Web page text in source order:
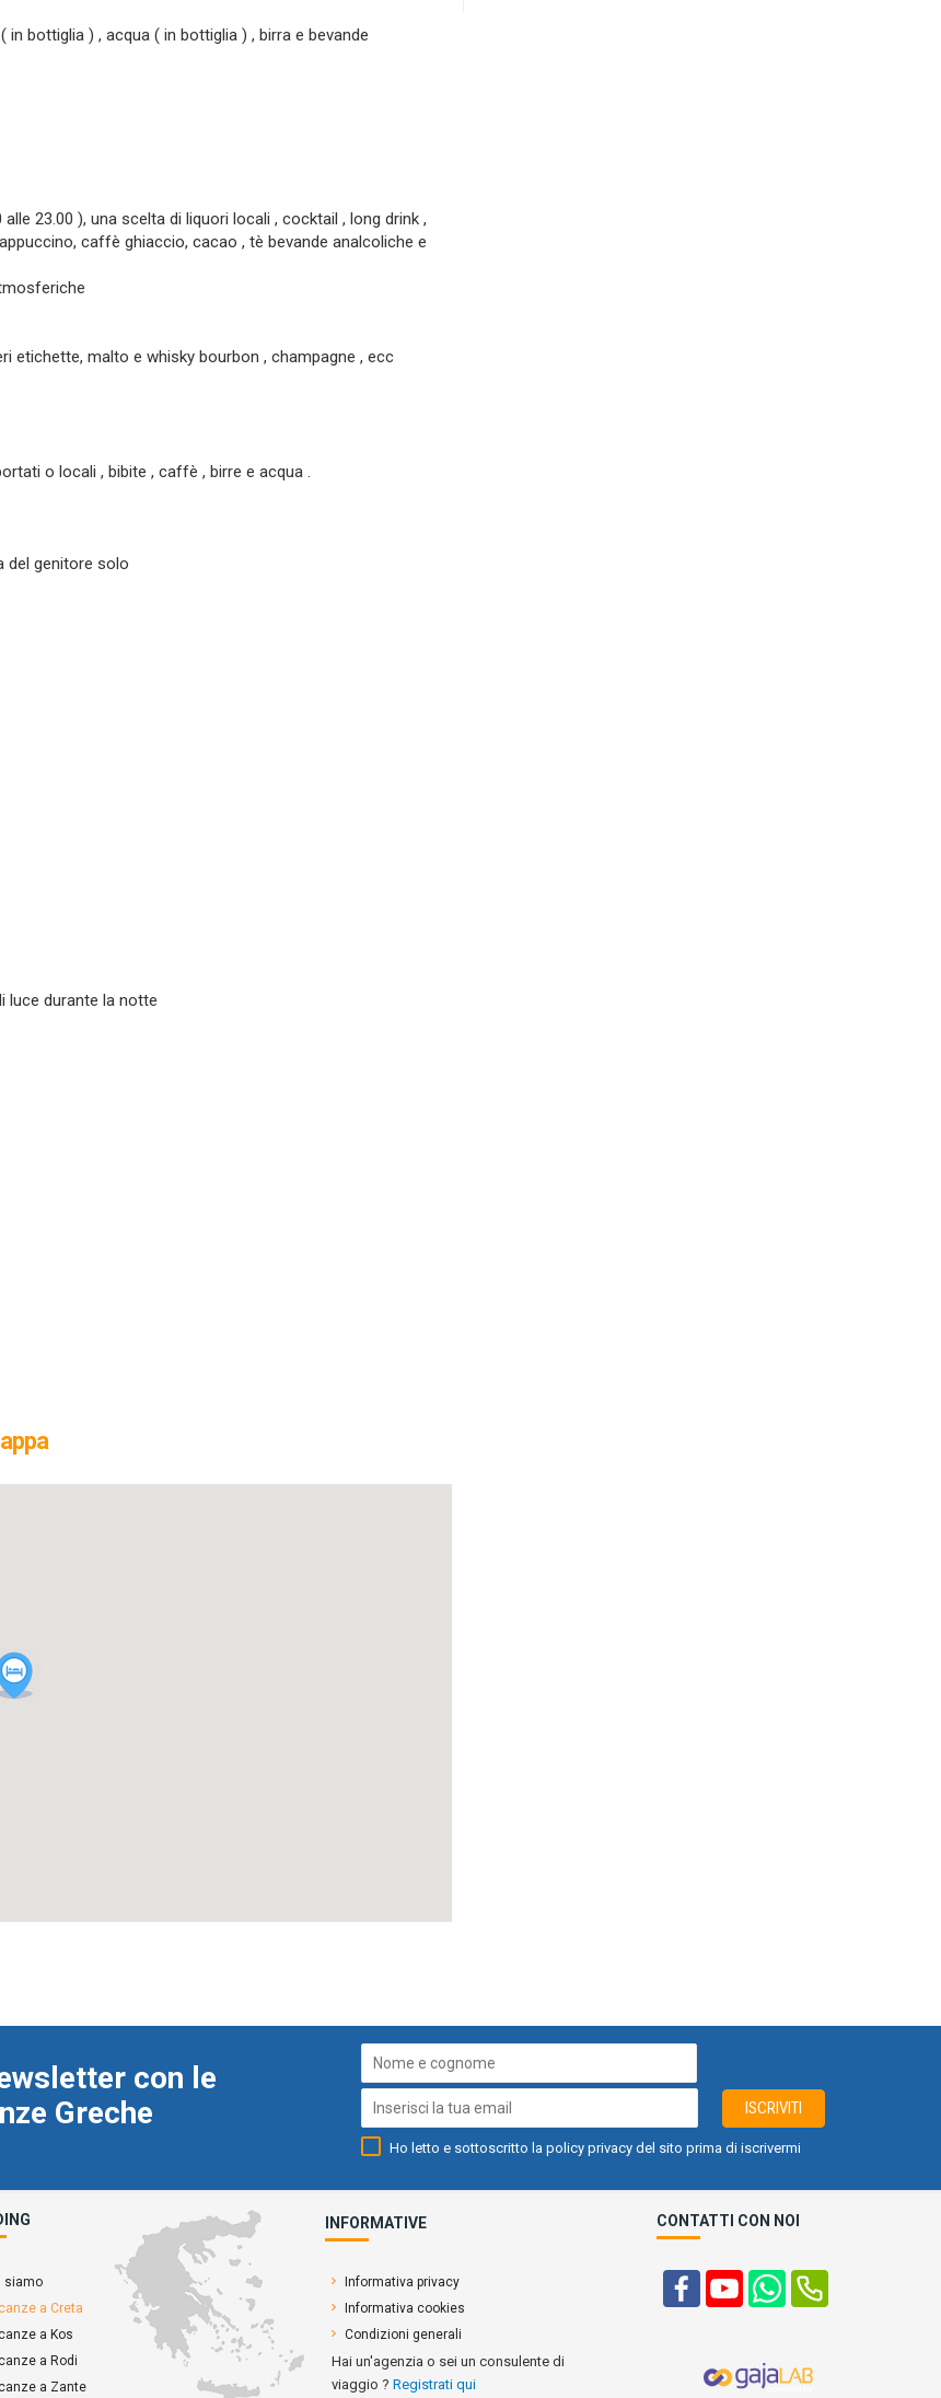
bottiglia ) , acqua ( in bottiglia ) , birra e bevande
23.00 ), una scelta di liquori locali , cocktail , long drink ,
caffè ghiaccio, cacao , tè bevande analcoliche e
etichette, malto e whisky bourbon , champagne , ecc
o locali , bibite , caffè , birre e acqua .
del genitore solo
luce durante la notte
ISCRIVITI
Ho letto e sottoscritto la policy privacy del sito prima di iscrivermi
con le
Greche
CONTATTI CON NOI
INFORMATIVE
siamo
a Creta
a Kos
a Rodi
a Zante
Informativa privacy
Informativa cookies
Condizioni generali
Hai un'agenzia o sei un consulente di
viaggio ? Registrati qui